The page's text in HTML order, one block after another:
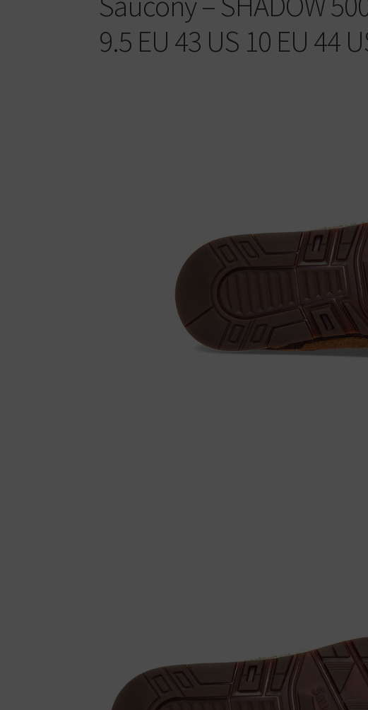
9.5 EU 43 US 10 EU 44